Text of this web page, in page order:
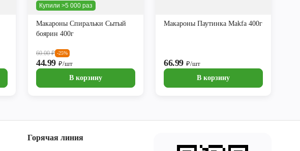
Купили >5 000 раз
Макароны Спиральки Сытый
боярин 400г
60.00₽ -25%
44.99 ₽/шт
В корзину
Макароны Паутинка Makfa 400г
66.99 ₽/шт
В корзину
Горячая линия